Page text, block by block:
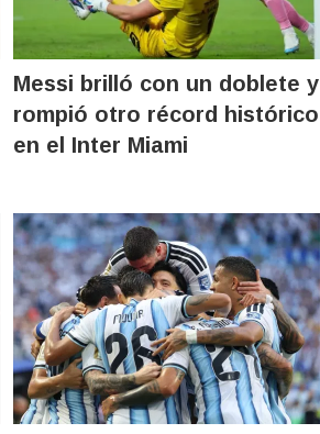
Messi brilló con un doblete y
rompió otro récord histórico
en el Inter Miami